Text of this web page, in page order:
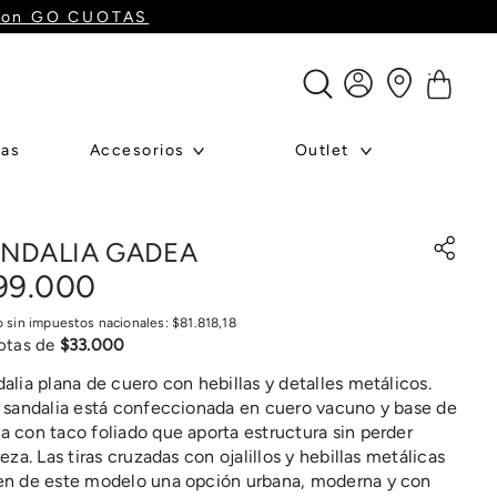
GO CUOTAS
Accesorios Outlet
GADEA
.000
sin impuestos nacionales: $81.818,18
de $33.000
plana de cuero con hebillas y detalles metálicos.
sandalia está confeccionada en cuero vacuno y base de
con taco foliado que aporta estructura sin perder
Las tiras cruzadas con ojalillos y hebillas metálicas
de este modelo una opción urbana, moderna y con